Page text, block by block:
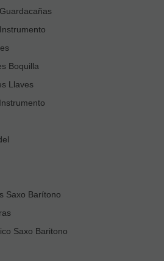
Boquilla
Llaves
Saxo Barítono
Saxo Baritono